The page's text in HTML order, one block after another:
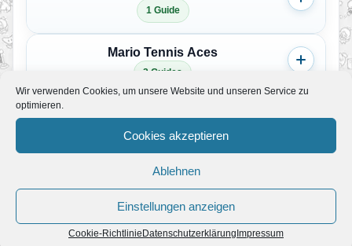
Wir verwenden Cookies, um unsere Website und unseren Service zu
optimieren.
Cookies akzeptieren
Ablehnen
Einstellungen anzeigen
Cookie-Richtlinie Datenschutzerklärung Impressum
1 Guide
Mario Tennis Aces
2 Guides
1 Guide
Mario Tennis Open
Mario vs. Donkey Kong